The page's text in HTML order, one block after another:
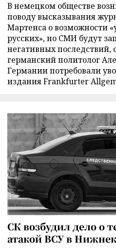
В немецком обществе
поводу высказывания
Мартенса о возможности
русских», но СМИ будут
негативных последствий,
германский политолог
Германии потребовали
издания Frankfurter
СК возбудил дело о
атакой ВСУ в